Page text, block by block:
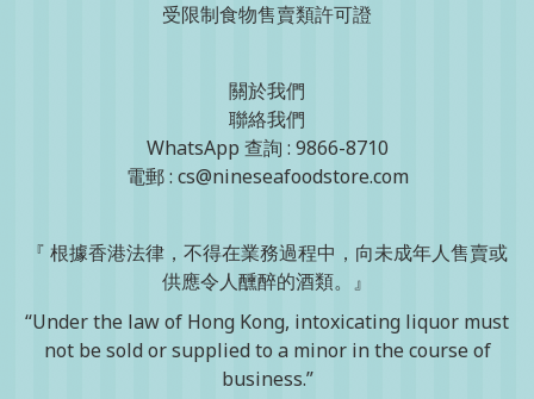
受限制食物售賣類許可證
關於我們
聯絡我們
WhatsApp 查詢 : 9866-8710
電郵 : cs@nineseafoodstore.com
『 根據香港法律，不得在業務過程中，向未成年人售賣或
供應令人醺醉的酒類。』
“Under the law of Hong Kong, intoxicating liquor must
not be sold or supplied to a minor in the course of
business.”